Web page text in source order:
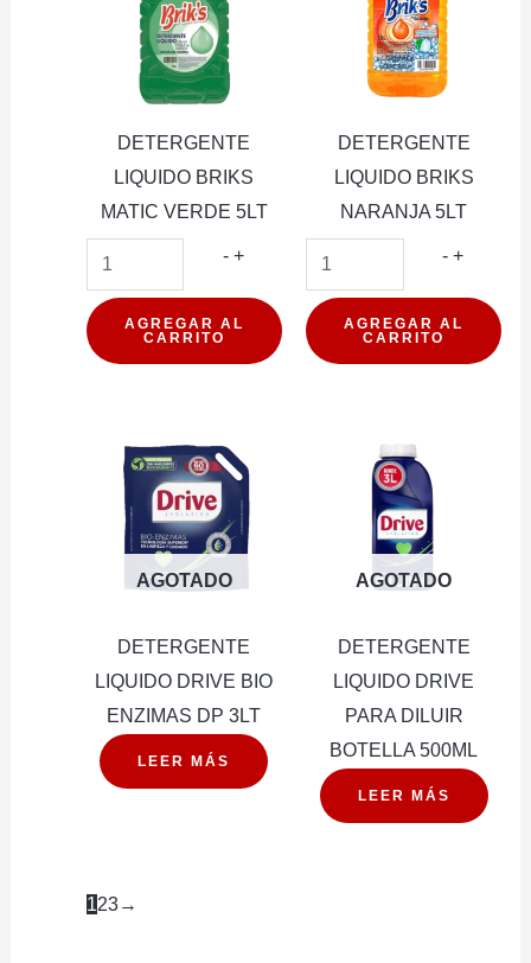
DETERGENTE
LIQUIDO BRIKS
MATIC VERDE 5LT
- DETERGENTE
LIQUIDO
BRIKS
MATIC
cantidad
+
AGREGAR AL
CARRITO
DETERGENTE
LIQUIDO BRIKS
NARANJA 5LT
-
BRIKS
+
AGREGAR AL
CARRITO
AGOTADO
DETERGENTE
LIQUIDO DRIVE BIO
ENZIMAS DP 3LT
LEER MÁS
AGOTADO
DETERGENTE
LIQUIDO DRIVE
PARA DILUIR
BOTELLA 500ML
LEER MÁS
123→